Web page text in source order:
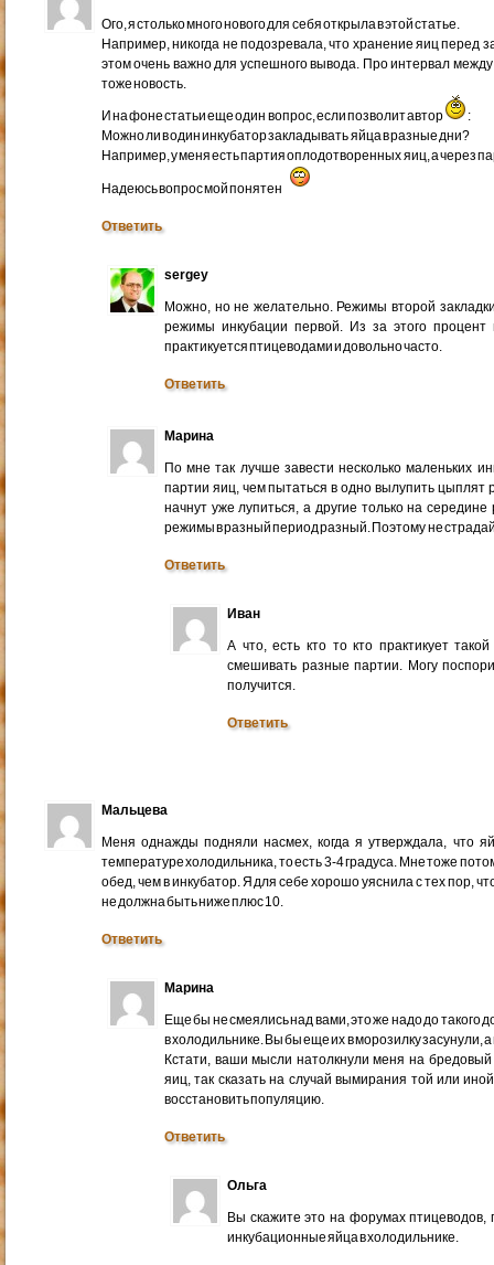
Ого, я столько много нового для себя открыла в этой статье.
Например, никогда не подозревала, что хранение яиц перед
этом очень важно для успешного вывода. Про интервал
тоже новость.
И на фоне статьи еще один вопрос, если позволит автор
:
Можно ли в один инкубатор закладывать яйца в разные дни?
Например, у меня есть партия оплодотворенных яиц, а через
Надеюсь вопрос мой понятен
Ответить
sergey
Можно, но не желательно. Режимы второй
режимы инкубации первой. Из за этого
практикуется птицеводами и довольно часто.
Ответить
Марина
По мне так лучше завести несколько маленьких
партии яиц, чем пытаться в одно вылупить цыплят
начнут уже лупиться, а другие только на
режимы в разный период разный. Поэтому не
Ответить
Иван
А что, есть кто то кто практикует
смешивать разные партии. Могу
получится.
Ответить
Мальцева
Меня однажды подняли насмех, когда я утверждала, что
температуре холодильника, то есть 3-4 градуса. Мне тоже
обед, чем в инкубатор. Я для себе хорошо уяснила с тех пор,
не должна быть ниже плюс 10.
Ответить
Марина
Еще бы не смеялись над вами, это же надо до такого
в холодильнике. Вы бы еще их в морозилку засунули,
Кстати, ваши мысли натолкнули меня на бредовый
яиц, так сказать на случай вымирания той или
восстановить популяцию.
Ответить
Ольга
Вы скажите это на форумах птицеводов,
инкубационные яйца в холодильнике.